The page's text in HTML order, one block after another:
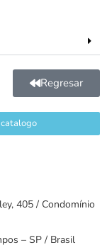
Regresar
405 / Condomínio
– SP / Brasil